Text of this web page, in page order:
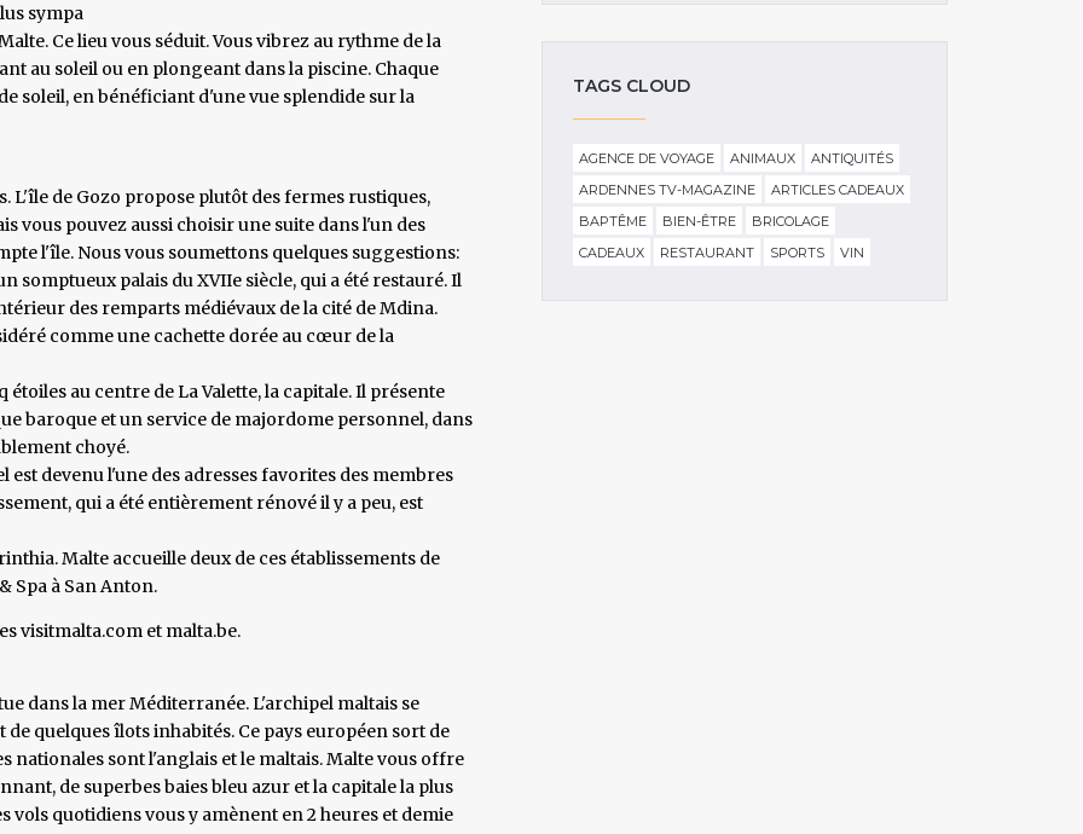
sympa
Ce lieu vous séduit. Vous vibrez au rythme de la
au soleil ou en plongeant dans la piscine. Chaque
soleil, en bénéficiant d'une vue splendide sur la
L'île de Gozo propose plutôt des fermes rustiques,
vous pouvez aussi choisir une suite dans l'un des
l'île. Nous vous soumettons quelques suggestions:
somptueux palais du XVIIe siècle, qui a été restauré. Il
des remparts médiévaux de la cité de Mdina.
comme une cachette dorée au cœur de la
au centre de La Valette, la capitale. Il présente
baroque et un service de majordome personnel, dans
choyé.
est devenu l'une des adresses favorites des membres
qui a été entièrement rénové il y a peu, est
Malte accueille deux de ces établissements de
Spa à San Anton.
visitmalta.com et malta.be.
dans la mer Méditerranée. L'archipel maltais se
quelques îlots inhabités. Ce pays européen sort de
nationales sont l'anglais et le maltais. Malte vous offre
de superbes baies bleu azur et la capitale la plus
vols quotidiens vous y amènent en 2 heures et demie
TAGS CLOUD
AGENCE DE VOYAGE ANIMAUX
ANTIQUITÉS
ARDENNES TV-MAGAZINE
ARTICLES CADEAUX
BAPTÊME
BIEN-ÊTRE
BRICOLAGE
CADEAUX
RESTAURANT SPORTS VIN